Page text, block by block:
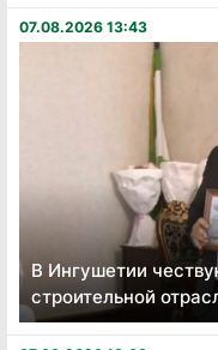
07.08.2026 13:43
В Ингушетии
строительной